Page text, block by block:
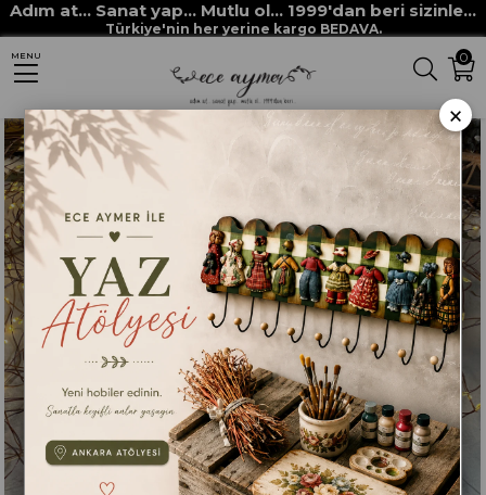
Adım at... Sanat yap... Mutlu ol... 1999'dan beri sizinle...
Türkiye'nin her yerine kargo BEDAVA.
0
MENU
Anasayfa ECE AYMER ÖZEL ÜRÜNLERİ BLUE BLANC ÇİNİ NİHALE
×